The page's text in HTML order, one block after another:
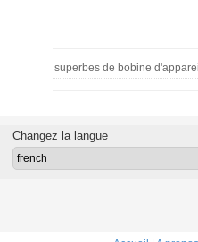
Tubes superbes de bobine
Surchauffeurs
Changez la langue